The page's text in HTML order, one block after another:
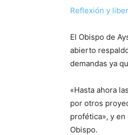
Reflexión y
El Obispo de
abierto
demandas ya
«Hasta ahora
por otros
profética», y
Obispo.